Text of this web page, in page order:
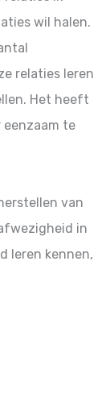
wil halen.
relaties leren
Het heeft
eenzaam te
van
in
leren kennen,